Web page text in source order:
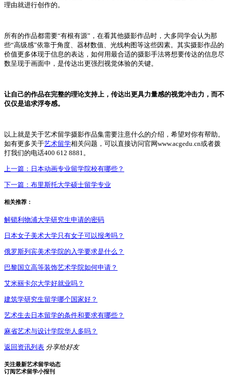
理由就进行创作的。
所有的作品都需要“有根有源”，在看其他摄影作品时，大多同学会认为那
些“高级感”依靠于角度、器材数值、光线构图等这些因素。其实摄影作品的
价值更多体现于信息的表达，如何用最合适的摄影手法将想要传达的信息尽
数呈现于画面中，是传达出更强烈视觉体验的关键。
让自己的作品在完整的理论支持上，传达出更具力量感的视觉冲击力，而不
仅仅是追求浮夸感。
以上就是关于艺术留学摄影作品集需要注意什么的介绍，希望对你有帮助。
如有更多关于艺术留学相关问题，可以直接访问官网www.acgedu.cn或者拨
打我们的电话400 612 8881。
上一篇： 日本动画专业留学院校有哪些？
下一篇： 布里斯托大学硕士留学专业
相关推荐：
解锁利物浦大学研究生申请的密码
日本女子美术大学只有女子可以报考吗？
俄罗斯列宾美术学院的入学要求是什么？
巴黎国立高等装饰艺术学院如何申请？
艾米丽卡尔大学好就业吗？
建筑学研究生留学哪个国家好？
艺术生去日本留学的条件和要求有哪些？
麻省艺术与设计学院华人多吗？
返回资讯列表 分享给好友
关注最新艺术留学动态
订阅艺术留学小报刊